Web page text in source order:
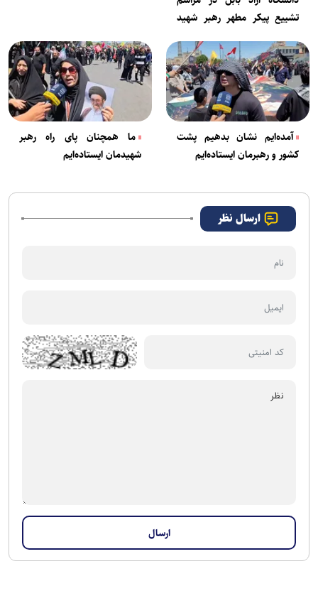
تشییع پیکر مطهر رهبر شهید
آمده‌ایم نشان بدهیم پشت
کشور و رهبرمان ایستاده‌ایم
ما همچنان پای راه رهبر
شهیدمان ایستاده‌ایم
ارسال نظر